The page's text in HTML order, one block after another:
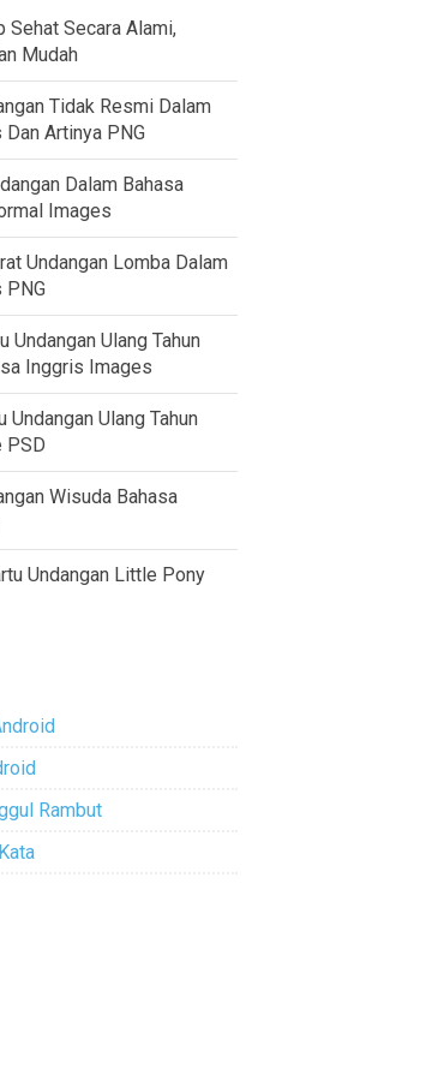
Sehat Secara Alami,
Mudah
Tidak Resmi Dalam
Artinya PNG
Dalam Bahasa
Images
Undangan Lomba Dalam
PNG
Undangan Ulang Tahun
Inggris Images
Undangan Ulang Tahun
PSD
Wisuda Bahasa
Undangan Little Pony
Rambut